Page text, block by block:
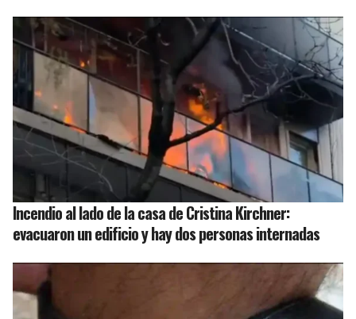
Incendio al lado de la casa de Cristina Kirchner:
evacuaron un edificio y hay dos personas internadas